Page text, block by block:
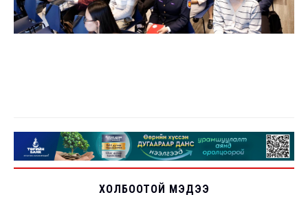
ХОЛБООТОЙ МЭДЭЭ